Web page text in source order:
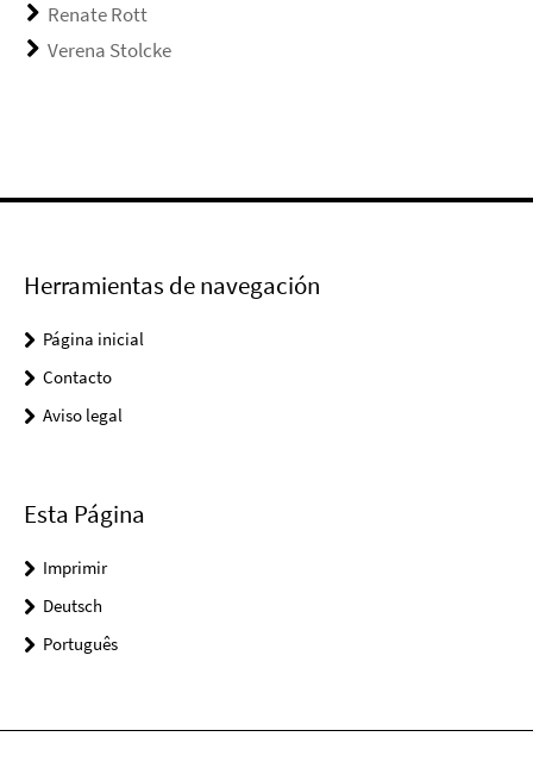
Renate Rott
Verena Stolcke
Herramientas de navegación
Página inicial
Contacto
Aviso legal
Esta Página
Imprimir
Deutsch
Português